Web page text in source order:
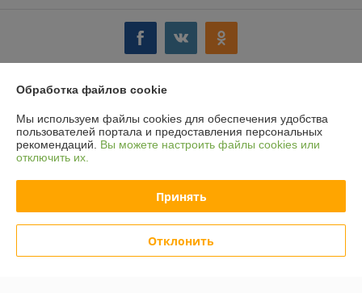
Информация для покупателя
Юридическое лицо:ООО "Компания "Астравит"
_
Регистрационный номер ЕГР: 391808040
Регистрационный орган: Администрация Октябрьского района г.
Витебска
Обработка файлов cookie
Мы используем файлы cookies для обеспечения удобства
пользователей портала и предоставления персональных
рекомендаций. Вы можете настроить файлы cookies или
отключить их.
Принять
Отклонить